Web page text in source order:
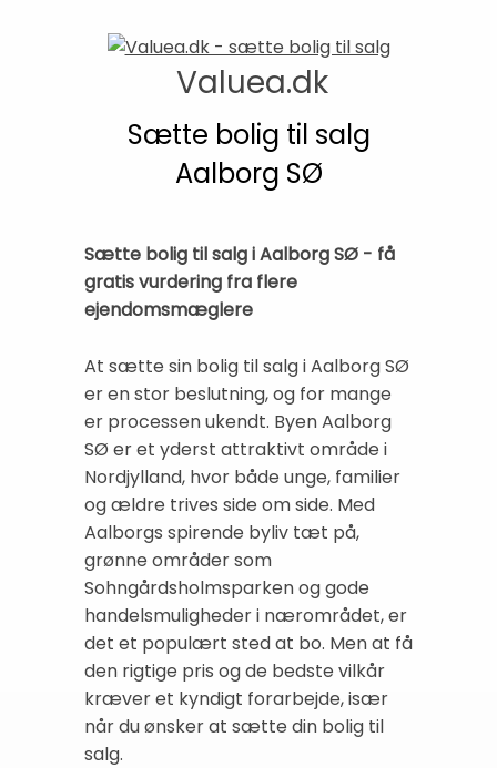
Valuea.dk
Sætte bolig til salg
Aalborg SØ
Sætte bolig til salg i Aalborg SØ - få
gratis vurdering fra flere
ejendomsmæglere
At sætte sin bolig til salg i Aalborg SØ
er en stor beslutning, og for mange
er processen ukendt. Byen Aalborg
SØ er et yderst attraktivt område i
Nordjylland, hvor både unge, familier
og ældre trives side om side. Med
Aalborgs spirende byliv tæt på,
grønne områder som
Sohngårdsholmsparken og gode
handelsmuligheder i nærområdet, er
det et populært sted at bo. Men at få
den rigtige pris og de bedste vilkår
kræver et kyndigt forarbejde, især
når du ønsker at sætte din bolig til
salg.